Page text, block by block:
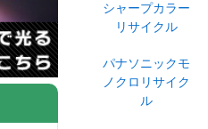
シャープカラー
リサイクル
パナソニックモ
ノクロリサイク
ル